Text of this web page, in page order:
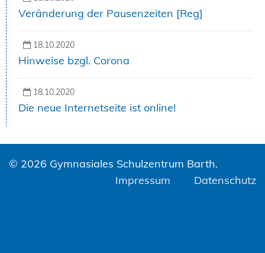
Veränderung der Pausenzeiten [Reg]
18.10.2020
Hinweise bzgl. Corona
18.10.2020
Die neue Internetseite ist online!
© 2026 Gymnasiales Schulzentrum Barth.
Impressum
Datenschutz